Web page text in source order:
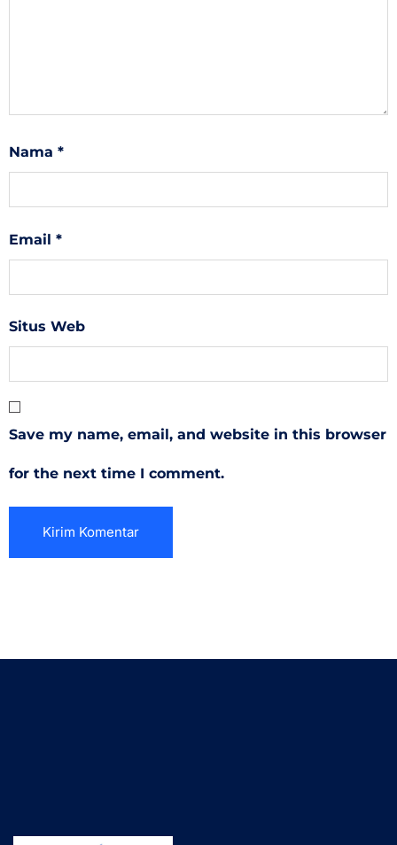
Nama *
Email *
Situs Web
Save my name, email, and website in this browser
for the next time I comment.